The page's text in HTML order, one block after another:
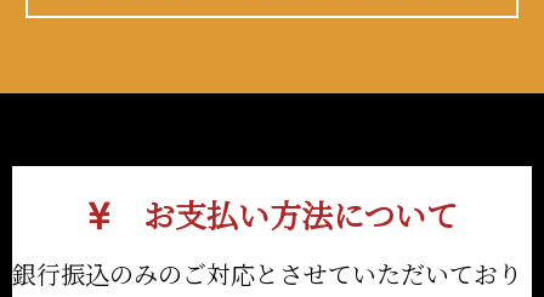
お支払い方法について
銀行振込のみのご対応とさせていただいており